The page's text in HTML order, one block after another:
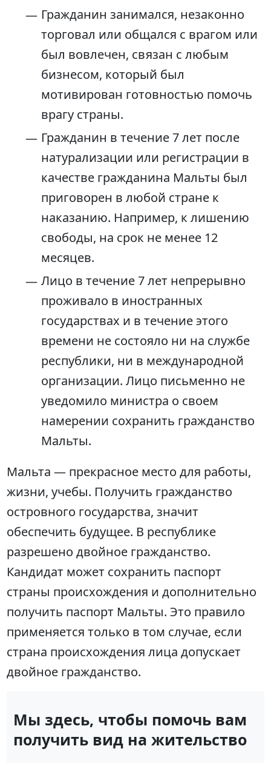
Гражданин занимался, незаконно
торговал или общался с врагом или
был вовлечен, связан с любым
бизнесом, который был
мотивирован готовностью помочь
врагу страны.
Гражданин в течение 7 лет после
натурализации или регистрации в
качестве гражданина Мальты был
приговорен в любой стране к
наказанию. Например, к лишению
свободы, на срок не менее 12
месяцев.
Лицо в течение 7 лет непрерывно
проживало в иностранных
государствах и в течение этого
времени не состояло ни на службе
республики, ни в международной
организации. Лицо письменно не
уведомило министра о своем
намерении сохранить гражданство
Мальты.
Мальта — прекрасное место для работы,
жизни, учебы. Получить гражданство
островного государства, значит
обеспечить будущее. В республике
разрешено двойное гражданство.
Кандидат может сохранить паспорт
страны происхождения и дополнительно
получить паспорт Мальты. Это правило
применяется только в том случае, если
страна происхождения лица допускает
двойное гражданство.
Мы здесь, чтобы помочь вам
получить вид на жительство